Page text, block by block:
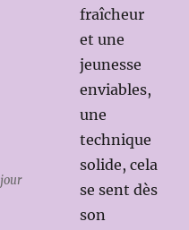
fraîcheur
et une
jeunesse
enviables,
une
technique
solide, cela
se sent dès
son